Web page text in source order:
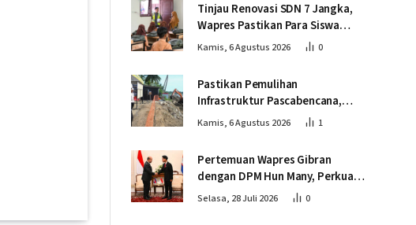
Tinjau Renovasi SDN 7 Jangka,
Wapres Pastikan Para Siswa
Kembali Belajar dengan Layak
Kamis, 6 Agustus 2026 0
Pastikan Pemulihan
Infrastruktur Pascabencana,
Wapres Tinjau Progres
Kamis, 6 Agustus 2026 1
Pertemuan Wapres Gibran
dengan DPM Hun Many, Perkuat
Kemitraan Strategis Indonesia –
Selasa, 28 Juli 2026 0